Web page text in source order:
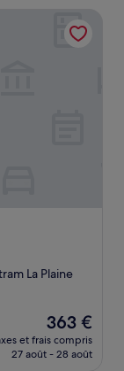
de
130 €
La Plaine
Le
nouveau
prix
363 €
et frais compris
27 août - 28 août